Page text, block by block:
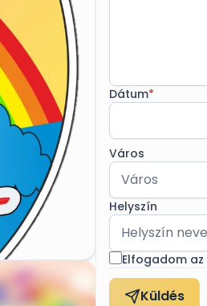
Dátum*
Város
Helyszín
Elfogadom az
Küldés